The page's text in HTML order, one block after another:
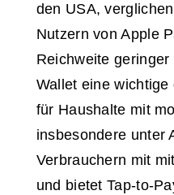
den USA,
Nutzern von Apple
Reichweite
Wallet eine
für Haushalte mit
insbesondere unter
Verbrauchern mit
und bietet Tap-to-